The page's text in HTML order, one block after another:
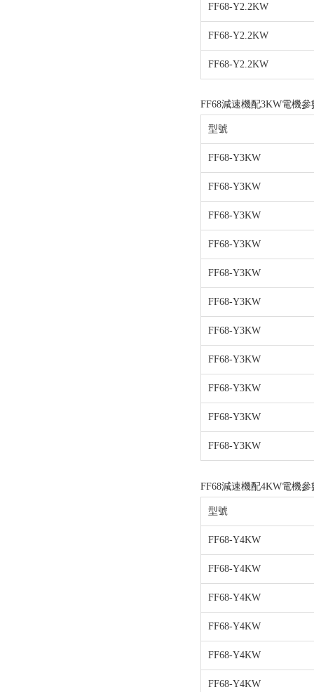
FF68-Y2.2KW
FF68-Y2.2KW
FF68-Y2.2KW
FF68減速機配3KW電機參
型號
FF68-Y3KW
FF68-Y3KW
FF68-Y3KW
FF68-Y3KW
FF68-Y3KW
FF68-Y3KW
FF68-Y3KW
FF68-Y3KW
FF68-Y3KW
FF68-Y3KW
FF68-Y3KW
FF68減速機配4KW電機參
型號
FF68-Y4KW
FF68-Y4KW
FF68-Y4KW
FF68-Y4KW
FF68-Y4KW
FF68-Y4KW